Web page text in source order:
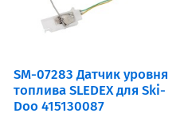
SM-07283 Датчик уровня
топлива SLEDEX для Ski-
Doo 415130087